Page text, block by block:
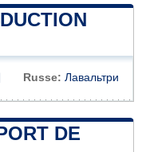
Russe: Лавальтри
DE